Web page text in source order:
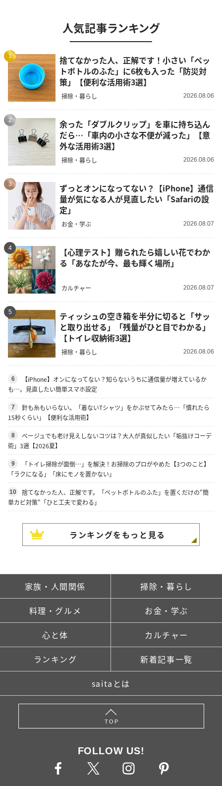
人気記事ランキング
1
捨てなかった人、正解です！小さい「ペッ
トボトルのふた」に6枚も入った「防災対
策」【便利な活用術3選】
掃除・暮らし 2026.08.06
2
余った「ダブルクリップ」を車に持ち込ん
だら…「車内の小さな不便が減った」【意
外な活用術3選】
掃除・暮らし 2026.08.06
3
ずっとオンになってない？【iPhone】通信
量が気になる人が見直したい「Safariの設
定」
お金・学ぶ 2026.08.07
4
【心理テスト】贈られたら嬉しい花でわか
る「あなたが今、最も輝く場所」
カルチャー 2026.08.07
5
ティッシュの空き箱を半分に切ると「サッ
と取り出せる」「残量がひと目でわかる」
【トイレ収納術3選】
掃除・暮らし 2026.08.06
6
【iPhone】オンになってない？知らないうちに通信量が増えているか
も…。見直したい簡単スマホ設定
7
針も糸もいらない。「着ないTシャツ」をかぶせてみたら…「慣れたら
15秒くらい」【便利な活用術】
8
ベージュでも老け見えしないコツは？大人が真似したい「垢抜けコーデ
術」3選【2026夏】
9
「トイレ掃除が面倒…」を解決！お掃除のプロがやめた【3つのこと】
「ラクになる」「床にモノを置かない」
10
捨てなかった人、正解です。「ペットボトルのふた」を置くだけの"簡
単カビ対策"「ひと工夫で変わる」
ランキングをもっと見る
家族・人間関係 掃除・暮らし
料理・グルメ お金・学ぶ
心と体 カルチャー
ランキング 新着記事一覧
saitaとは
TOP
FOLLOW US!